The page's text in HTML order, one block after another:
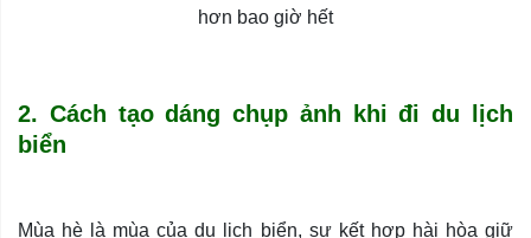
hơn bao giờ hết
2. Cách tạo dáng chụp ảnh khi đi du lịch
biển
Mùa hè là mùa của du lịch biển, sự kết hợp hài hòa giữ